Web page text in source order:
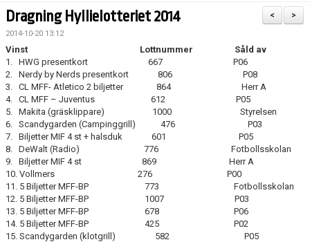
OM HYLLIE IK
KONTAKT
KIOSKEN
SPONSORER
HYLLIEDAGEN
FÖR BESÖKARE
MEDLEMSKAP
>
<
Dragning Hyllielotteriet 2014
2014-10-20 13:12
Vinst Lottnummer Såld av
1. HWG presentkort 667 P06
2. Nerdy by Nerds presentkort 806 P08
3. CL MFF- Atletico 2 biljetter 864 Herr A
4. CL MFF – Juventus 612 P05
5. Makita (gräsklippare) 1000 Styrelsen
6. Scandygarden (Campinggrill) 476 P03
7. Biljetter MIF 4 st + halsduk 601 P05
8. DeWalt (Radio) 776 Fotbollsskolan
9. Biljetter MIF 4 st 869 Herr A
10. Vollmers 276 P00
11. 5 Biljetter MFF-BP 773 Fotbollsskolan
12. 5 Biljetter MFF-BP 1007 P03
13. 5 Biljetter MFF-BP 678 P06
14. 5 Biljetter MFF-BP 425 P02
15. Scandygarden (klotgrill) 582 P05